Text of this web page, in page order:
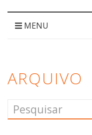
MENU
ARQUIVO